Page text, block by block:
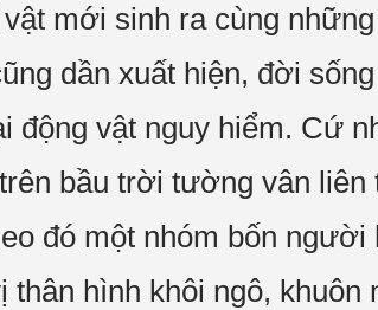
mới sinh ra cùng
dần xuất hiện, đời
động vật nguy hiểm. Cứ
bầu trời tường vân liên
đó một nhóm bốn người
thân hình khôi ngô, khuôn